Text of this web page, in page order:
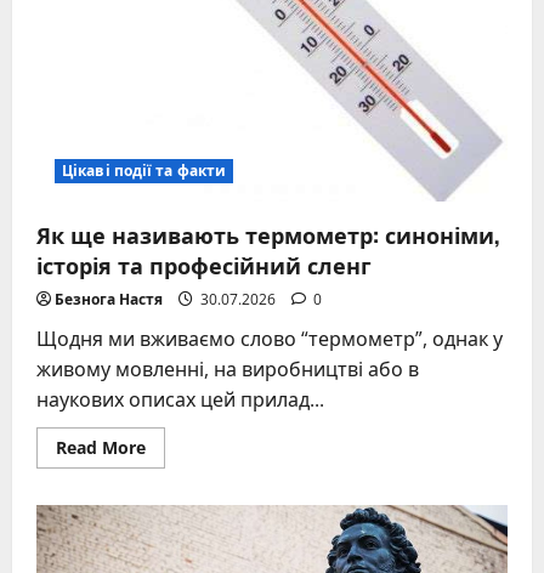
Цікаві події та факти
Як ще називають термометр: синоніми,
історія та професійний сленг
Безнога Настя 30.07.2026 0
Щодня ми вживаємо слово “термометр”, однак у
живому мовленні, на виробництві або в
наукових описах цей прилад...
Read MoreRead
more
ще
називають
термометр:
синоніми,